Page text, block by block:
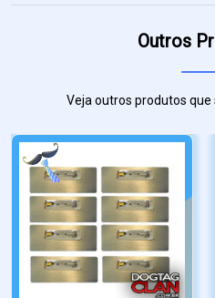
Outros
Veja outros produtos